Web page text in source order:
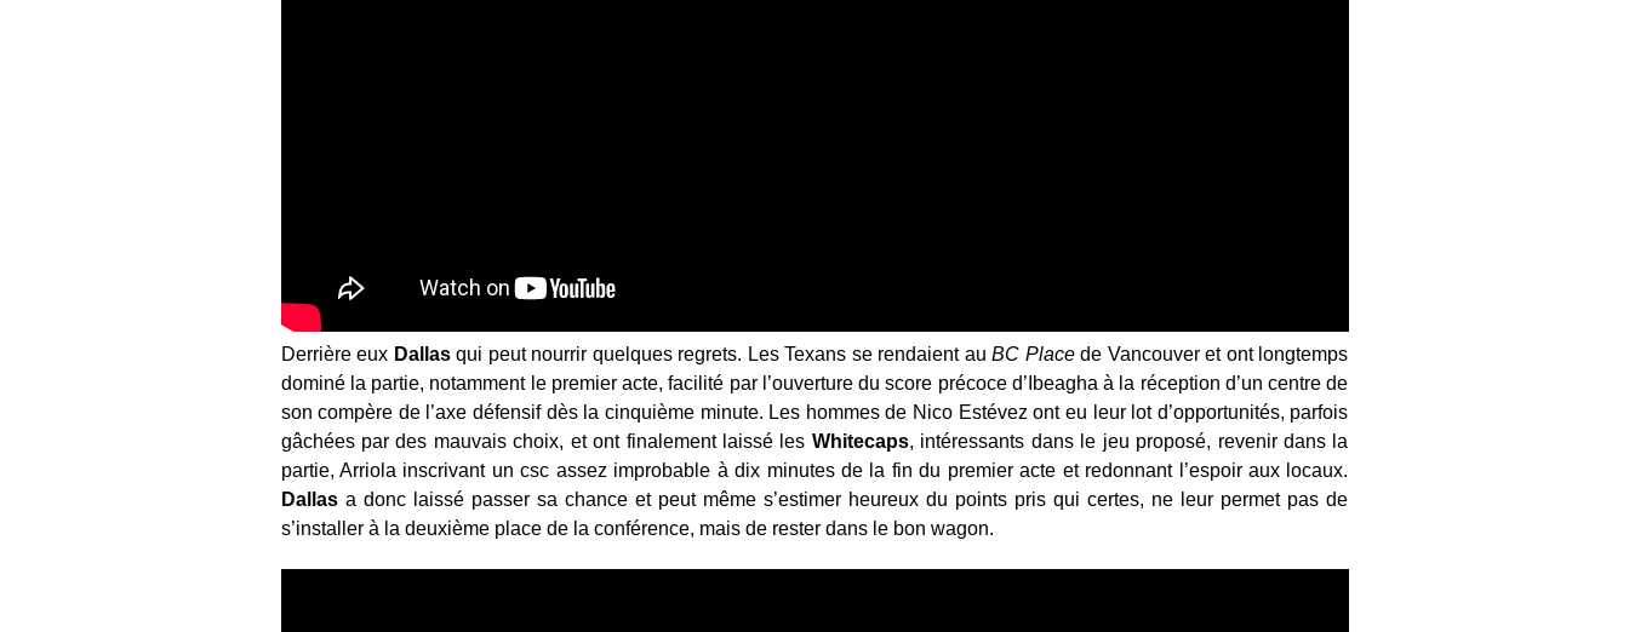
Derrière eux Dallasqui peut nourrir quelques regrets. Les Texans se rendaient auBC Placede Vancouver et ont longtemps
dominé la partie, notamment le premier acte, facilité par l’ouverture du score précoce d’Ibeagha à la réception d’un centre de
son compère de l’axe défensif dès la cinquième minute. Les hommes de Nico Estévez ont eu leur lot d’opportunités, parfois
gâchées par des mauvais choix, et ont finalement laissé les Whitecaps, intéressants dans le jeu proposé, revenir dans la
partie, Arriola inscrivant un csc assez improbable à dix minutes de la fin du premier acte et redonnant l’espoir aux locaux.
Dallasa donc laissé passer sa chance et peut même s’estimer heureux du points pris qui certes, ne leur permet pas de
s’installer à la deuxième place de la conférence, mais de rester dans le bon wagon.